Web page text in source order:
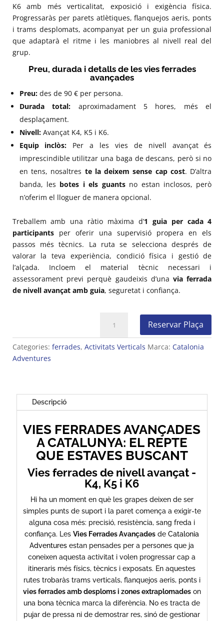
K6 amb més verticalitat, exposició i exigència física.
Progressaràs per parets atlètiques, flanquejos aeris, ponts
i trams desplomats, acompanyat per un guia professional
que adaptarà el ritme i les maniobres al nivell real del
grup.
Preu, durada i detalls de les vies ferrades
avançades
Preu:des de 90 € per persona.
Durada total: aproximadament 5 hores, més el
desplaçament.
Nivell: Avançat K4, K5 i K6.
Equip inclòs: Per a les vies de nivell avançat és
imprescindible utilitzar una baga de descans, però si no
en tens, nosaltres te la deixem sense cap cost. D’altra
banda, les botes i els guantsno estan inclosos, però
n’oferim el lloguer de manera opcional.
Treballem amb una ràtio màxima d’1 guia per cada 4
participantsper oferir una supervisió propera en els
passos més tècnics. La ruta se selecciona després de
valorar la teva experiència, condició física i gestió de
l’alçada. Incloem el material tècnic necessari i
assessorament previ perquè gaudeixis d’unavia ferrada
de nivell avançat amb guia, seguretat i confiança.
Vies
ferrades
guies
Reservar Plaça
Categories: ferrades, Activitats Verticals Marca: Catalonia
Adventures
Descripció
VIES FERRADES AVANÇADES
A CATALUNYA: EL REPTE
QUE ESTAVES BUSCANT
Vies ferrades de nivell avançat -
K4, K5 i K6
Hi ha un moment en què les grapes deixen de ser
simples punts de suport i la paret comença a exigir-te
alguna cosa més: precisió, resistència, sang freda i
confiança. LesVies Ferrades Avançades deCatalonia
Adventures estan pensades per a persones que ja
coneixen aquesta activitat i volen progressar cap a
itineraris més físics, tècnics i exposats. En aquestes
rutes trobaràs trams verticals, flanquejos aeris, ponts i
vies ferrades amb desploms i zones extraplomadeson
una bona tècnica marca la diferència. No es tracta de
pujar de pressa ni de demostrar res, sinó de gestionar